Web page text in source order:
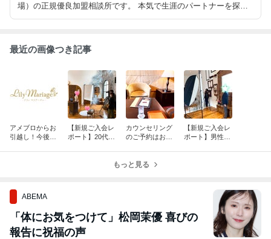
場）の正規優良加盟相談所です。 本気で生涯のパートナーを探す
最近の画像つき記事
アメブロからお
引越し！今後は
【新規ご入会レ
ポート】20代後
カウンセリング
のご予約はお問
ます
【新規ご入会レ
ポート】男性婚
もっと見る
ABEMA
「体にお気をつけて」松岡茉優 喜びの
報告に祝福の声